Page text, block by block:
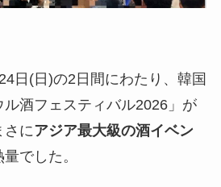
日(日)の2日間にわたり、韓国
酒フェスティバル2026」が
さにアジア最大級の酒イベン
でした。